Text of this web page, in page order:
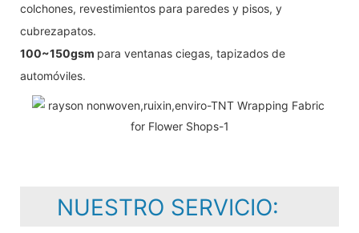
colchones, revestimientos para paredes y pisos, y
cubrezapatos.
100~150gsm para ventanas ciegas, tapizados de
automóviles.
NUESTRO SERVICIO: